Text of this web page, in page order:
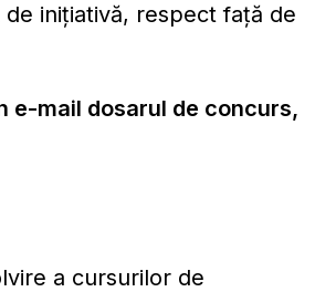
iniţiativă, respect faţă de
e-mail dosarul de concurs,
a cursurilor de